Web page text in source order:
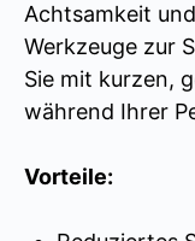
Achtsamkeit
Werkzeuge zur
Sie mit kurzen,
während Ihrer
Vorteile: